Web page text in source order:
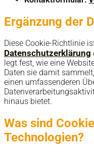
Ergänzung der
Diese Cookie-Richtlinie
Datenschutzerklärung
legt fest, wie eine
Daten sie damit
einen umfassenderen
hinaus bietet.
Was sind
Technologien?